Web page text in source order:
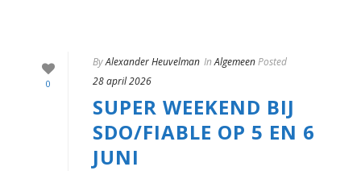
0
ByAlexander Heuvelman InAlgemeenPosted
28 april 2026
SUPER WEEKEND BIJ
SDO/FIABLE OP 5 EN 6
JUNI